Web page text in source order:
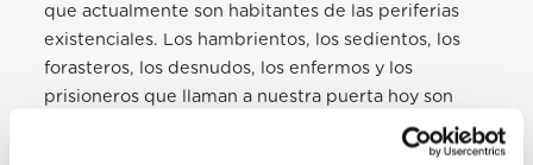
que actualmente son habitantes de las periferias
existenciales. Los hambrientos, los sedientos, los
forasteros, los desnudos, los enfermos y los
prisioneros que llaman a nuestra puerta hoy son
apoyados. Como subrayó el Santo Padre en su